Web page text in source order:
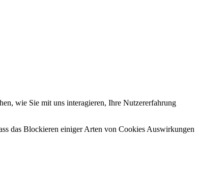
wie Sie mit uns interagieren, Ihre Nutzererfahrung
das Blockieren einiger Arten von Cookies Auswirkungen